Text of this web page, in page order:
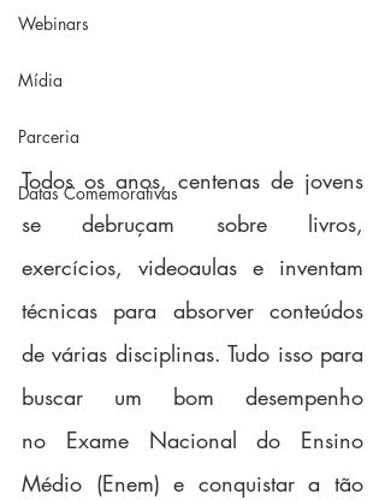
Webinars
Mídia
Parceria
Datas Comemorativas
Todos os anos, centenas de jovens
se debruçam sobre livros,
exercícios, videoaulas e inventam
técnicas para absorver conteúdos
de várias disciplinas. Tudo isso para
buscar um bom desempenho
no Exame Nacional do Ensino
Médio (Enem) e conquistar a tão